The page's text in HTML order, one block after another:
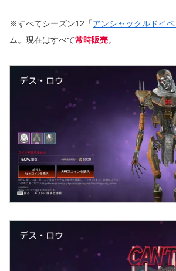
※すべてシーズン12「アンシャックルドイベ
ム。現在はすべて常時販売。